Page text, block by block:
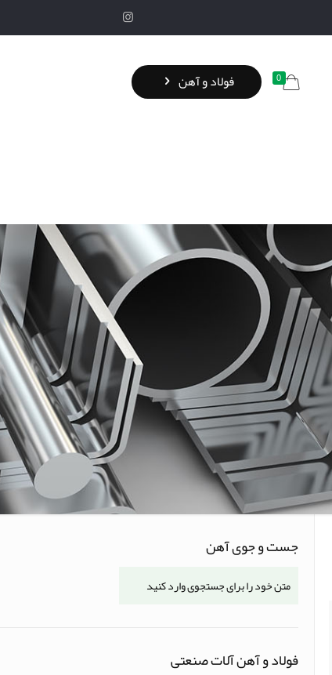
0 فولاد و آهن
جست و جوی آهن
فولاد و آهن آلات صنعتی